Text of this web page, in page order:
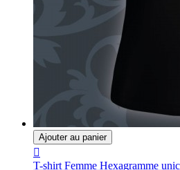
Ajouter au panier

T-shirt Femme Hexagramme